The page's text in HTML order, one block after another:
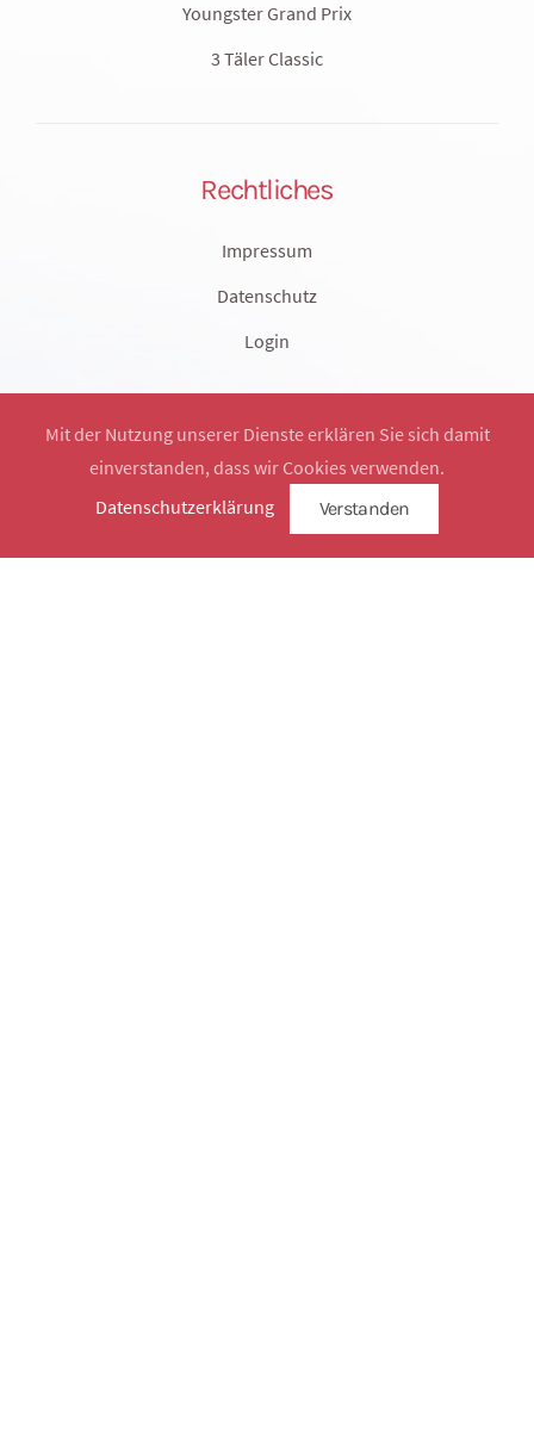
Youngster Grand Prix
3 Täler Classic
Rechtliches
Impressum
Datenschutz
Login
Mit der Nutzung unserer Dienste erklären Sie sich damit
einverstanden, dass wir Cookies verwenden.
Datenschutzerklärung
Verstanden